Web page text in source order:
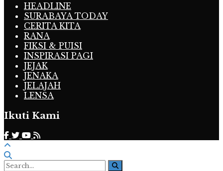
HEADLINE
SURABAYA TODAY
CERITA KITA
RANA
FIKSI & PUISI
INSPIRASI PAGI
JEJAK
JENAKA
JELAJAH
LENSA
Ikuti Kami